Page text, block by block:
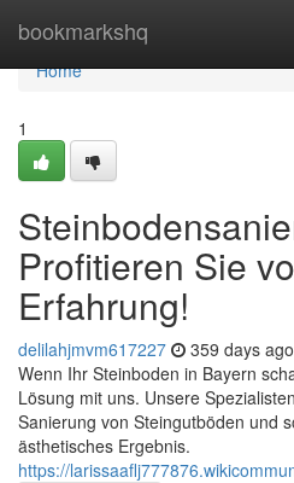
bookmarkshq
Home
Home
1
Profitieren Sie
Erfahrung!
delilahjmvm617227 359 days ago
Wenn Ihr Steinboden in Bayern
Lösung mit uns. Unsere
Sanierung von Steingutböden und
ästhetisches Ergebnis.
https://